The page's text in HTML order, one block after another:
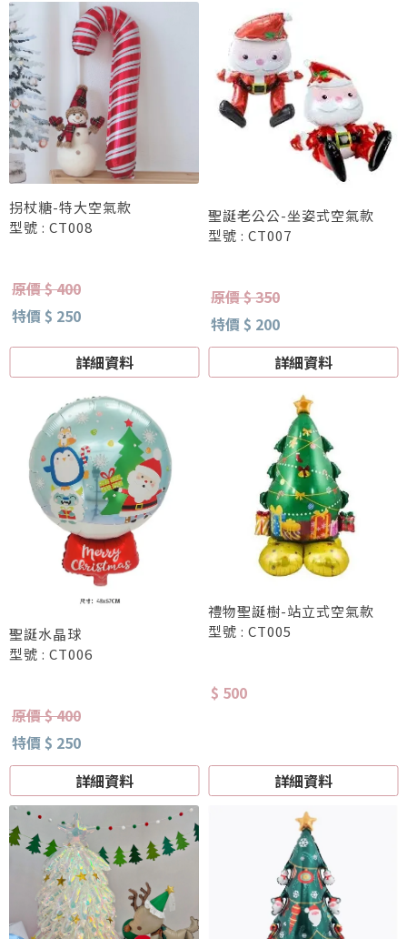
拐杖糖-特大空氣款
型號 : CT008
原價 $ 400
特價 $ 250
詳細資料
聖誕老公公-坐姿式空氣款
型號 : CT007
原價 $ 350
特價 $ 200
詳細資料
聖誕水晶球
型號 : CT006
原價 $ 400
特價 $ 250
詳細資料
禮物聖誕樹-站立式空氣款
型號 : CT005
$ 500
詳細資料